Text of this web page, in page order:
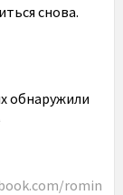
снова.
обнаружили
romin